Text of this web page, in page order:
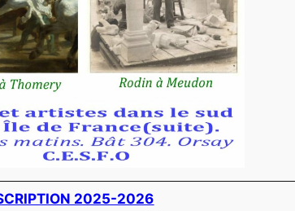
2025-2026